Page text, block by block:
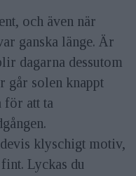
och även när
ganska länge. Är
dagarna dessutom
går solen knappt
för att ta
klyschigt motiv,
Lyckas du